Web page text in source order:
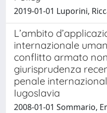
2019-01-01 Luporini,
L’ambito
internazionale
conflitto armato
giurisprudenza
penale
Iugoslavia
2008-01-01 Sommario,